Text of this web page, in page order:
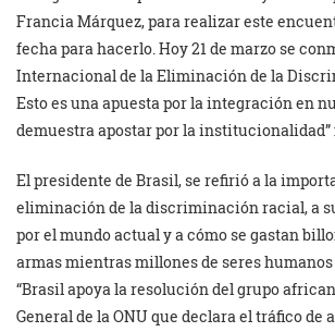
Francia Márquez, para realizar este
fecha para hacerlo. Hoy 21 de marzo se
Internacional de la Eliminación de la
Esto es una apuesta por la integración en
demuestra apostar por la
El presidente de Brasil, se refirió a la
eliminación de la discriminación racial, a
por el mundo actual y a cómo se gastan
armas mientras millones de seres
“Brasil apoya la resolución del grupo
General de la ONU que declara el tráfico de